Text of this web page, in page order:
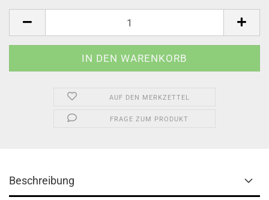
AUF DEN MERKZETTEL
FRAGE ZUM PRODUKT
Beschreibung